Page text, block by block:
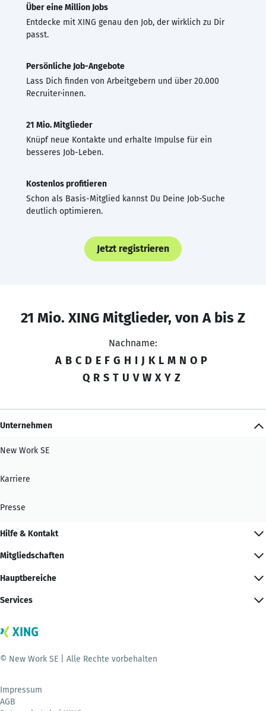
Über eine Million Jobs
Entdecke mit XING genau den Job, der wirklich zu Dir
passt.
Persönliche Job-Angebote
Lass Dich finden von Arbeitgebern und über 20.000
Recruiter·innen.
21 Mio. Mitglieder
Knüpf neue Kontakte und erhalte Impulse für ein
besseres Job-Leben.
Kostenlos profitieren
Schon als Basis-Mitglied kannst Du Deine Job-Suche
deutlich optimieren.
Jetzt registrieren
21 Mio. XING Mitglieder, von A bis Z
Nachname:
A B C D E F G H I J K L M N O P
Q R S T U V W X Y Z
Unternehmen
New Work SE
Karriere
Presse
Hilfe & Kontakt
Mitgliedschaften
Hauptbereiche
Services
© New Work SE | Alle Rechte vorbehalten
Impressum
AGB